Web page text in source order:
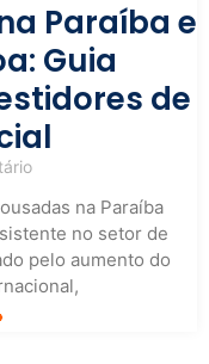
Paraíba e
Guia
de
na Paraíba
no setor de
pelo aumento do